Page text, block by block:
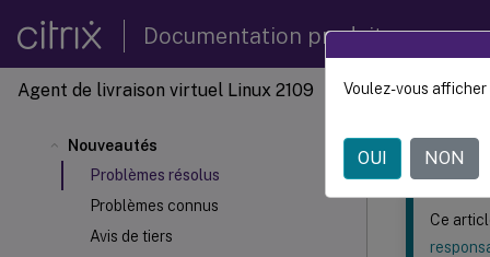
Documentation produit
Agent de livraison virtuel Linux 2109
Nouveautés
Problèmes résolus
Problèmes connus
Avis de tiers
Ce contenu a
Agent
Ce
Voulez-vous
OUI NON